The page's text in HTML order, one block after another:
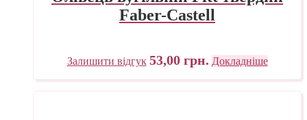
Faber-Castell
Залишити відгук 53,00 грн. Докладніше